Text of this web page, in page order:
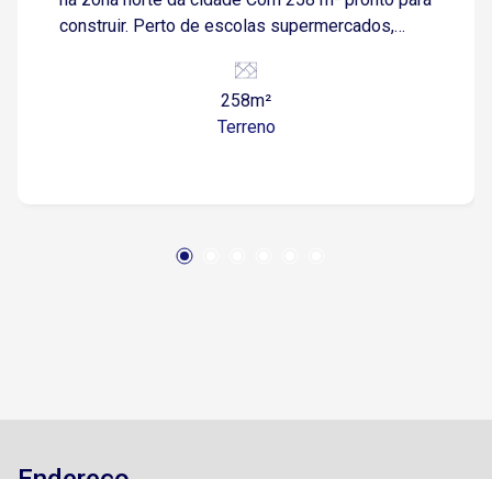
construir. Perto de escolas supermercados,
258m²
Terreno